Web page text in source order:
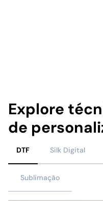
Explore
de
DTF Silk Digital
Sublimação